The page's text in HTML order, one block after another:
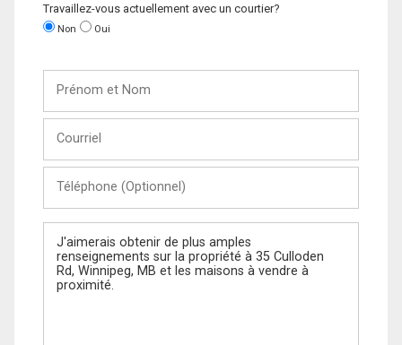
Travaillez-vous actuellement avec un courtier?
Non Oui
Nom
(Optionnel)
Message